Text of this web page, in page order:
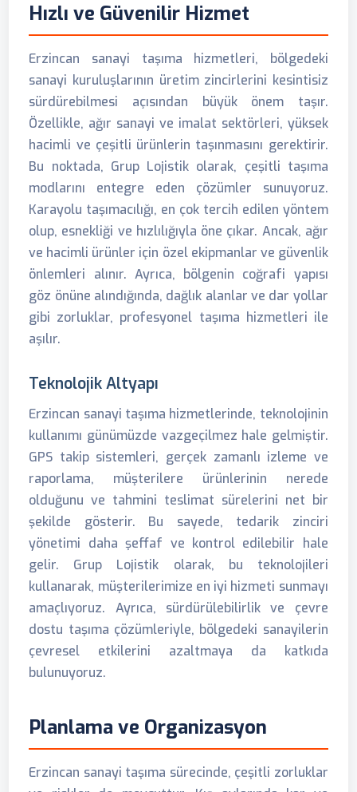
Hızlı ve Güvenilir Hizmet
Erzincan sanayi taşıma hizmetleri, bölgedeki
sanayi kuruluşlarının üretim zincirlerini kesintisiz
sürdürebilmesi açısından büyük önem taşır.
Özellikle, ağır sanayi ve imalat sektörleri, yüksek
hacimli ve çeşitli ürünlerin taşınmasını gerektirir.
Bu noktada, Grup Lojistik olarak, çeşitli taşıma
modlarını entegre eden çözümler sunuyoruz.
Karayolu taşımacılığı, en çok tercih edilen yöntem
olup, esnekliği ve hızlılığıyla öne çıkar. Ancak, ağır
ve hacimli ürünler için özel ekipmanlar ve güvenlik
önlemleri alınır. Ayrıca, bölgenin coğrafi yapısı
göz önüne alındığında, dağlık alanlar ve dar yollar
gibi zorluklar, profesyonel taşıma hizmetleri ile
aşılır.
Teknolojik Altyapı
Erzincan sanayi taşıma hizmetlerinde, teknolojinin
kullanımı günümüzde vazgeçilmez hale gelmiştir.
GPS takip sistemleri, gerçek zamanlı izleme ve
raporlama, müşterilere ürünlerinin nerede
olduğunu ve tahmini teslimat sürelerini net bir
şekilde gösterir. Bu sayede, tedarik zinciri
yönetimi daha şeffaf ve kontrol edilebilir hale
gelir. Grup Lojistik olarak, bu teknolojileri
kullanarak, müşterilerimize en iyi hizmeti sunmayı
amaçlıyoruz. Ayrıca, sürdürülebilirlik ve çevre
dostu taşıma çözümleriyle, bölgedeki sanayilerin
çevresel etkilerini azaltmaya da katkıda
bulunuyoruz.
Planlama ve Organizasyon
Erzincan sanayi taşıma sürecinde, çeşitli zorluklar